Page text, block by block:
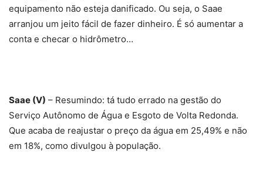
equipamento não esteja danificado. Ou seja, o Saae
arranjou um jeito fácil de fazer dinheiro. É só aumentar a
conta e checar o hidrômetro…
Saae (V) – Resumindo: tá tudo errado na gestão do
Serviço Autônomo de Água e Esgoto de Volta Redonda.
Que acaba de reajustar o preço da água em 25,49% e não
em 18%, como divulgou à população.